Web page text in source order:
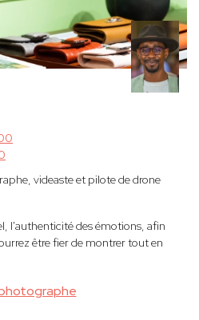
videaste et pilote de drone
l'authenticité des émotions, afin
être fier de montrer tout en